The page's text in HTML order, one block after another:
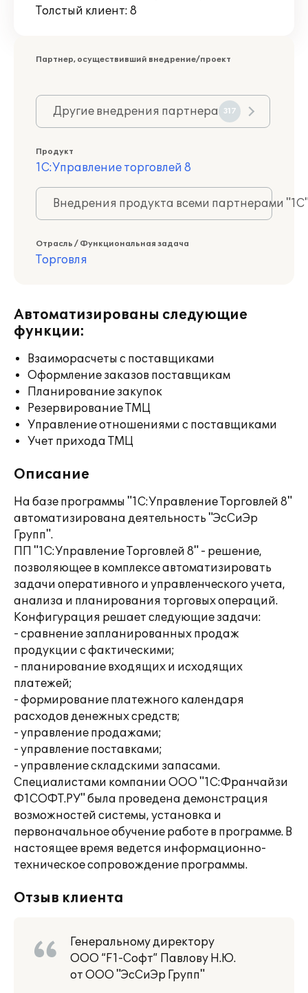
Толстый клиент: 8
Партнер, осуществивший внедрение/проект
Другие внедрения партнера 317
Продукт
1С:Управление торговлей 8
Внедрения продукта всеми партнерами
Отрасль / Функциональная задача
Торговля
Автоматизированы следующие
функции:
Взаиморасчеты с поставщиками
Оформление заказов поставщикам
Планирование закупок
Резервирование ТМЦ
Управление отношениями с поставщиками
Учет прихода ТМЦ
Описание
На базе программы "1С:Управление Торговлей 8"
автоматизирована деятельность "ЭсСиЭр
Групп".
ПП "1С:Управление Торговлей 8" - решение,
позволяющее в комплексе автоматизировать
задачи оперативного и управленческого учета,
анализа и планирования торговых операций.
Конфигурация решает следующие задачи:
- сравнение запланированных продаж
продукции с фактическими;
- планирование входящих и исходящих
платежей;
- формирование платежного календаря
расходов денежных средств;
- управление продажами;
- управление поставками;
- управление складскими запасами.
Специалистами компании ООО "1C:Франчайзи
Ф1СОФТ.РУ" была проведена демонстрация
возможностей системы, установка и
первоначальное обучение работе в программе. В
настоящее время ведется информационно-
техническое сопровождение программы.
Отзыв клиента
Генеральному директору
ООО “F1-Софт” Павлову Н.Ю.
от ООО "ЭсСиЭр Групп"